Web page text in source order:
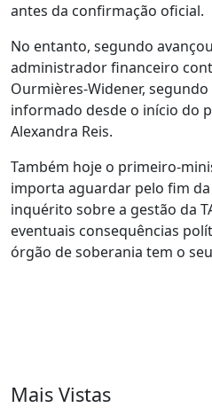
antes da confirmação oficial.
No entanto, segundo
administrador financeiro
Ourmières-Widener,
informado desde o início do
Alexandra Reis.
Também hoje o primeiro-
importa aguardar pelo fim
inquérito sobre a gestão da
eventuais consequências
órgão de soberania tem o
Mais Vistas